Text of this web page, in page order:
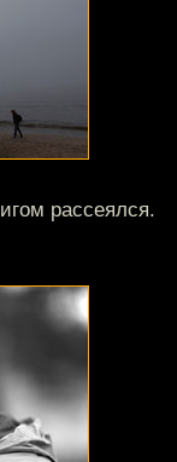
рассеялся.